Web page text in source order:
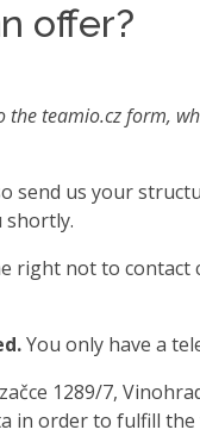
offer?
teamio.cz form,
send us your
shortly.
right not to
You only have a
1289/7,
in order to fulfill